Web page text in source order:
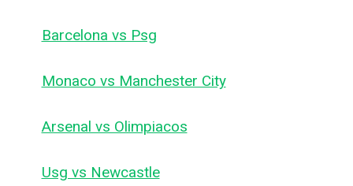
Barcelona vs Psg
Monaco vs Manchester City
Arsenal vs Olimpiacos
Usg vs Newcastle